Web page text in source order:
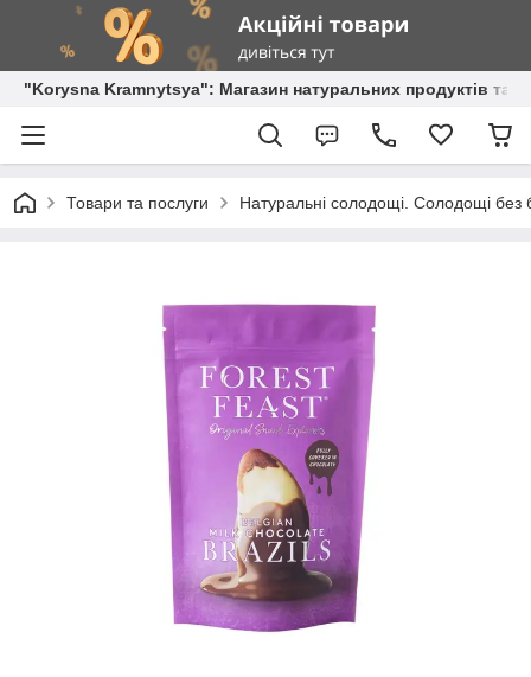
"Korysna Kramnytsya": Магазин натуральних продуктів та
Товари та послуги Натуральні солодощі. Солодощі без